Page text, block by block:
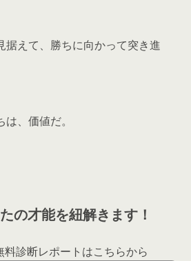
据えて、勝ちに向かって突き進
、価値だ。
の才能を紐解きます！
診断レポートはこちらから